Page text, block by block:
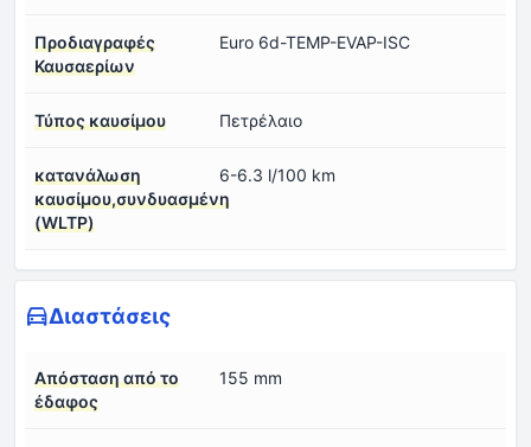
Προδιαγραφές
Καυσαερίων
Euro 6d-TEMP-EVAP-ISC
Τύπος καυσίμου Πετρέλαιο
κατανάλωση
καυσίμου,συνδυασμένη
(WLTP)
6-6.3 l/100 km
Διαστάσεις
Απόσταση από το
έδαφος
155 mm